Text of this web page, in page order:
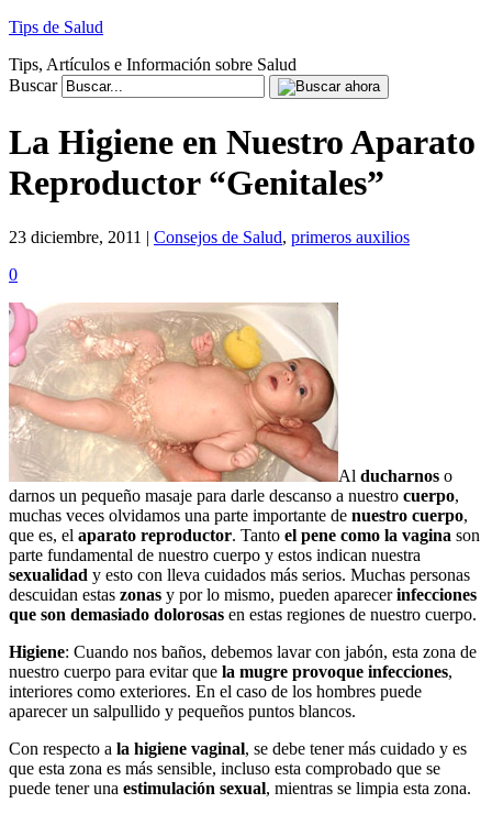
Tips de Salud
Tips, Artículos e Información sobre Salud
Buscar
La Higiene en Nuestro Aparato
Reproductor “Genitales”
23 diciembre, 2011 | Consejos de Salud, primeros auxilios
0
Al ducharnos o
darnos un pequeño masaje para darle descanso a nuestro cuerpo,
muchas veces olvidamos una parte importante de nuestro cuerpo,
que es, el aparato reproductor. Tanto el pene como la vagina son
parte fundamental de nuestro cuerpo y estos indican nuestra
sexualidad y esto con lleva cuidados más serios. Muchas personas
descuidan estas zonas y por lo mismo, pueden aparecerinfecciones
que son demasiado dolorosas en estas regiones de nuestro cuerpo.
Higiene: Cuando nos baños, debemos lavar con jabón, esta zona de
nuestro cuerpo para evitar que la mugre provoque infecciones,
interiores como exteriores. En el caso de los hombres puede
aparecer un salpullido y pequeños puntos blancos.
Con respecto a la higiene vaginal, se debe tener más cuidado y es
que esta zona es más sensible, incluso esta comprobado que se
puede tener una estimulación sexual, mientras se limpia esta zona.